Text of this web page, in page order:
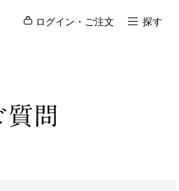
ログイン・ご注文 探す
質問